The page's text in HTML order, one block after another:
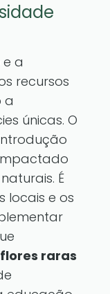
a
recursos
a
únicas. O
É
locais e os
flores raras